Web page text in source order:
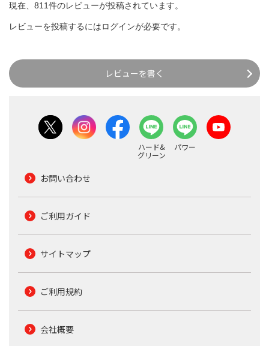
現在、811件のレビューが投稿されています。
レビューを投稿するにはログインが必要です。
レビューを書く
ハード&
グリーン
パワー
お問い合わせ
ご利用ガイド
サイトマップ
ご利用規約
会社概要